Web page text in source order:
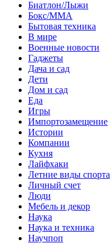
Биатлон/Лыжи
Бокс/MMA
Бытовая техника
В мире
Военные новости
Гаджеты
Дача и сад
Дети
Дом и сад
Еда
Игры
Импортозамещение
Истории
Компании
Кухня
Лайфхаки
Летние виды спорта
Личный счет
Люди
Мебель и декор
Наука
Наука и техника
Научпоп